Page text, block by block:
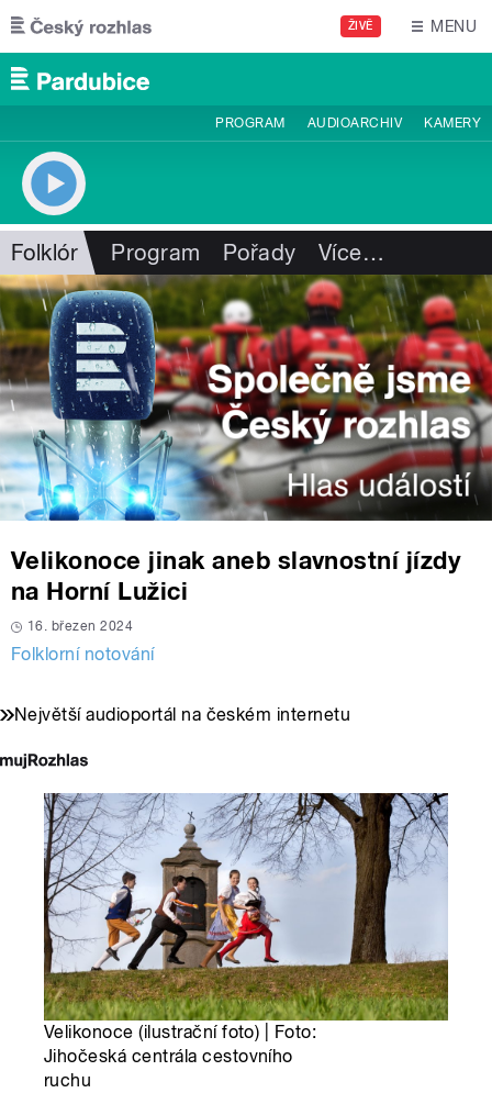
Přejít k hlavnímu obsahu
ŽIVĚ MENU
PROGRAM AUDIOARCHIV KAMERY
Folklór Program Pořady Více…
Velikonoce jinak aneb slavnostní jízdy
na Horní Lužici
16. březen 2024
Folklorní notování
Největší audioportál na českém internetu
Velikonoce (ilustrační foto) | Foto:
Jihočeská centrála cestovního
ruchu